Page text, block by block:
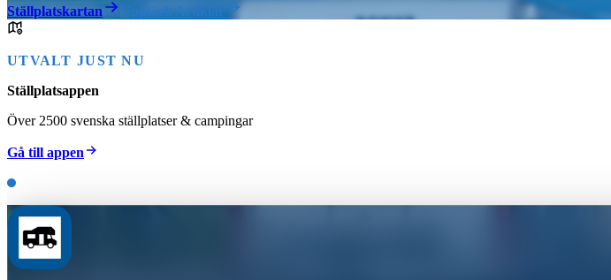
Ställplatskartan Upptäck Artiklar
UTVALT JUST NU
Ställplatsappen
Över 2500 svenska ställplatser & campingar
Gå till appen